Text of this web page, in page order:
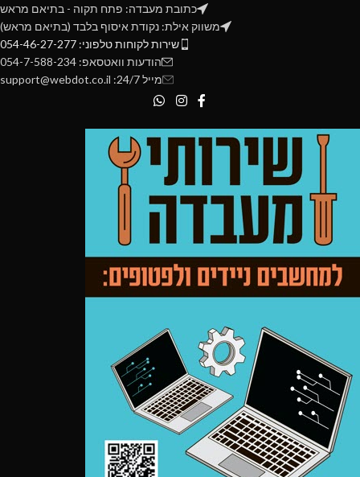
כתובת מעבדה: פתח תקוה - בתיאם מראש
משווק אילת: נקודת איסוף בלבד (בתיאם מראש)
שירות לקוחות טלפוני: 054-46-27-277
הודעות וואטסאפ: 054-7-588-234
מייל 24/7: support@webdot.co.il